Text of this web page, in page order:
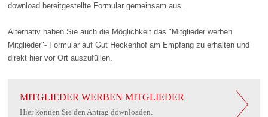
download bereitgestellte Formular gemeinsam aus.
Alternativ haben Sie auch die Möglichkeit das "Mitglieder werben
Mitglieder"- Formular auf Gut Heckenhof am Empfang zu erhalten und
direkt hier vor Ort auszufüllen.
MITGLIEDER WERBEN MITGLIEDER
Hier können Sie den Antrag downloaden.